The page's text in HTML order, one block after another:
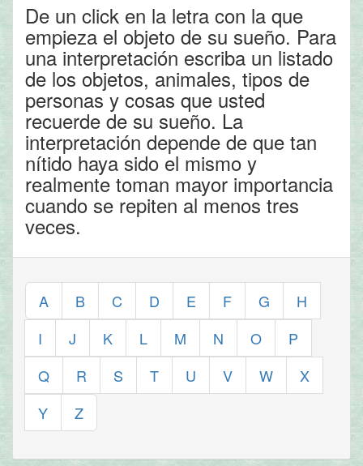
De un click en la letra con la que
empieza el objeto de su sueño. Para
una interpretación escriba un listado
de los objetos, animales, tipos de
personas y cosas que usted
recuerde de su sueño. La
interpretación depende de que tan
nítido haya sido el mismo y
realmente toman mayor importancia
cuando se repiten al menos tres
veces.
A B C D E F G
H
I
J K L M N O
P
Q
R S T U V W
X
Y
Z